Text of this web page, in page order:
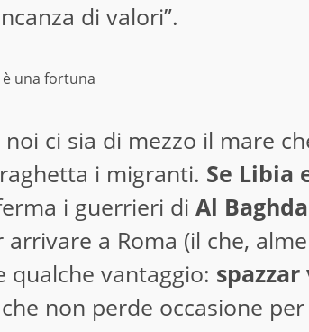
di valori”.
una fortuna
noi ci sia di mezzo il mare
i migranti. Se Libia
i guerrieri di Al
a Roma (il che,
vantaggio:
non perde occasione